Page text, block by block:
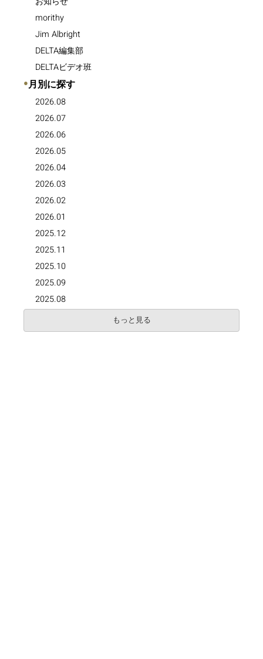
morithy
Jim Albright
DELTA編集部
DELTAビデオ班
●月別に探す
2026.08
2026.07
2026.06
2026.05
2026.04
2026.03
2026.02
2026.01
2025.12
2025.11
2025.10
2025.09
2025.08
もっと見る